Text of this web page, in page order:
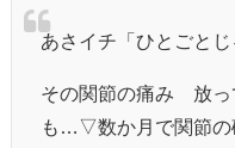
あさイチ「ひとごと
その関節の痛み 放っ
も…▽数か月で関節の